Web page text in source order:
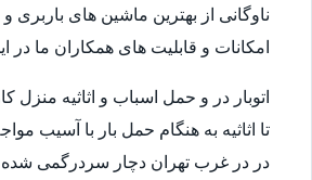
امکانات و قابلیت های همکاران ما در
اتوبار در و حمل اسباب و اثاثیه
تا اثاثیه به هنگام حمل بار با آسیب
در در غرب تهران دچار سردرگمی شده